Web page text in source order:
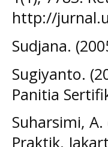
http://
Sudjana.
Sugiyanto.
Panitia
Suharsimi,
Praktik.